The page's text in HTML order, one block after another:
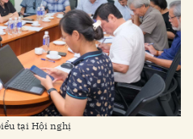
tại Hội nghị